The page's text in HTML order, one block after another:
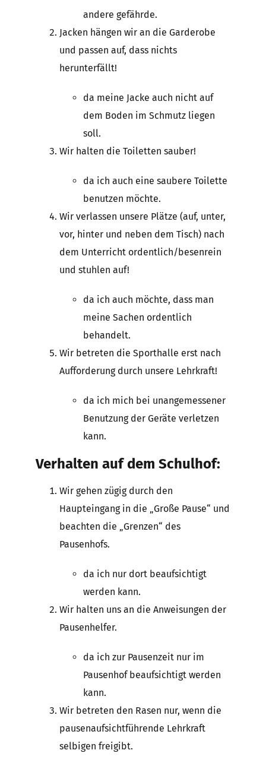
andere gefährde.
Jacken hängen wir an die Garderobe
und passen auf, dass nichts
herunterfällt!
da meine Jacke auch nicht auf
dem Boden im Schmutz liegen
soll.
Wir halten die Toiletten sauber!
da ich auch eine saubere Toilette
benutzen möchte.
Wir verlassen unsere Plätze (auf, unter,
vor, hinter und neben dem Tisch) nach
dem Unterricht ordentlich/besenrein
und stuhlen auf!
da ich auch möchte, dass man
meine Sachen ordentlich
behandelt.
Wir betreten die Sporthalle erst nach
Aufforderung durch unsere Lehrkraft!
da ich mich bei unangemessener
Benutzung der Geräte verletzen
kann.
Verhalten auf dem Schulhof:
Wir gehen zügig durch den
Haupteingang in die „Große Pause“ und
beachten die „Grenzen“ des
Pausenhofs.
da ich nur dort beaufsichtigt
werden kann.
Wir halten uns an die Anweisungen der
Pausenhelfer.
da ich zur Pausenzeit nur im
Pausenhof beaufsichtigt werden
kann.
Wir betreten den Rasen nur, wenn die
pausenaufsichtführende Lehrkraft
selbigen freigibt.